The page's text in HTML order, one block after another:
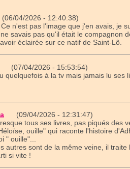
04/2026 - 12:40:38)
n'est pas l'image que j'en avais, je
savais pas qu'il était le compagnon
éclairée sur ce natif de Saint-Lô.
(07/04/2026 - 15:53:54)
quelquefois à la tv mais jamais lu ses
(09/04/2026 - 12:31:47)
tous ses livres, pas piqués des
ouille" qui raconte l'histoire
" ouille"...
autres sont de la même veine, il
si vite !